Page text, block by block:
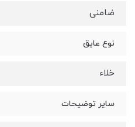
ضامنی
نوع عایق
خلاء
سایر توضیحات